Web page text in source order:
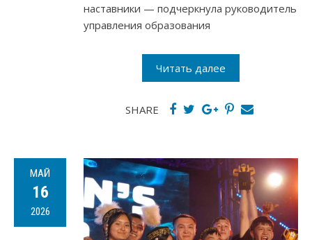
наставники — подчеркнула руководитель
управления образования
Читать далее
SHARE
МАЙ
16
2026